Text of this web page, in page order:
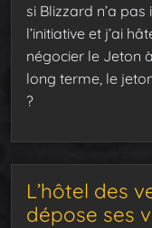
si Blizzard n’a
l’initiative et j’ai
négocier le Jeton
long terme, le
?
L’hôtel des
dépose ses